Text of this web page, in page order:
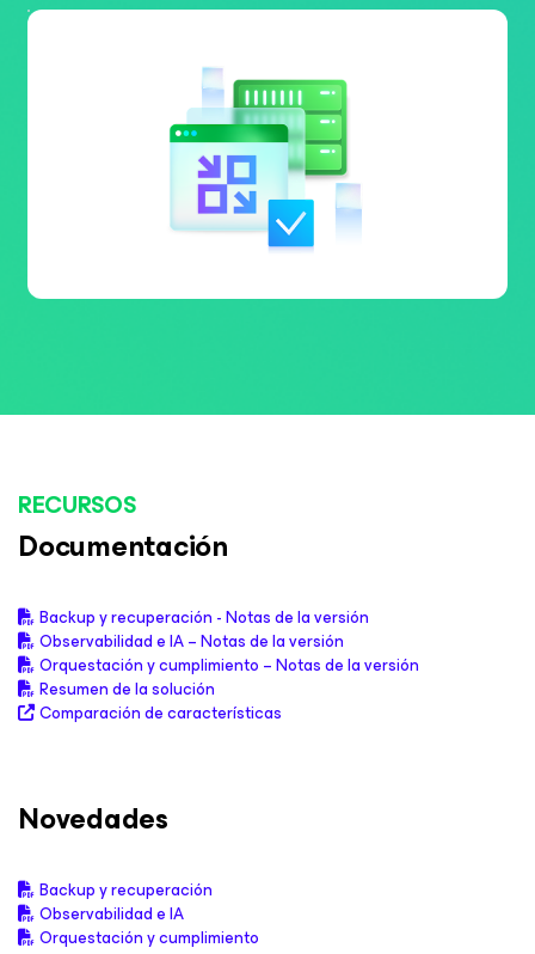
RECURSOS
Documentación
Backup y recuperación - Notas de la versión
Observabilidad e IA – Notas de la versión
Orquestación y cumplimiento – Notas de la versión
Resumen de la solución
Comparación de características
Novedades
Backup y recuperación
Observabilidad e IA
Orquestación y cumplimiento